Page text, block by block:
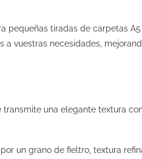
pequeñas tiradas de carpetas
a vuestras necesidades,
transmite una elegante textura
un grano de fieltro, textura